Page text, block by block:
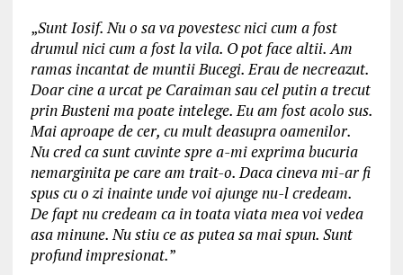
„Sunt Iosif. Nu o sa va povestesc nici cum a fost
drumul nici cum a fost la vila. O pot face altii. Am
ramas incantat de muntii Bucegi. Erau de necreazut.
Doar cine a urcat pe Caraiman sau cel putin a trecut
prin Busteni ma poate intelege. Eu am fost acolo sus.
Mai aproape de cer, cu mult deasupra oamenilor.
Nu cred ca sunt cuvinte spre a-mi exprima bucuria
nemarginita pe care am trait-o. Daca cineva mi-ar fi
spus cu o zi inainte unde voi ajunge nu-l credeam.
De fapt nu credeam ca in toata viata mea voi vedea
asa minune. Nu stiu ce as putea sa mai spun. Sunt
profund impresionat.”